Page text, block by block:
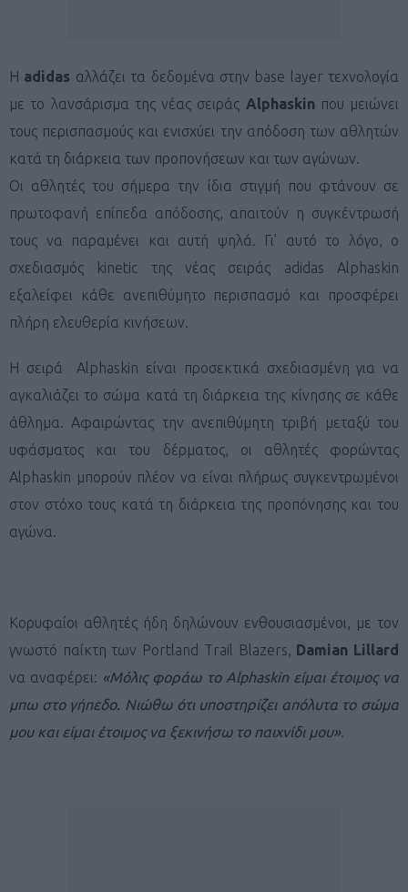
Η adidas αλλάζει τα δεδομένα στην base layer τεχνολογία
με το λανσάρισμα της νέας σειράς Alphaskinπου μειώνει
τους περισπασμούς και ενισχύει την απόδοση των αθλητών
κατά τη διάρκεια των προπονήσεων και των αγώνων.
Οι αθλητές του σήμερα την ίδια στιγμή που φτάνουν σε
πρωτοφανή επίπεδα απόδοσης, απαιτούν η συγκέντρωσή
τους να παραμένει και αυτή ψηλά. Γι’ αυτό το λόγο, ο
σχεδιασμός kinetic της νέας σειράς adidas Alphaskin
εξαλείφει κάθε ανεπιθύμητο περισπασμό και προσφέρει
πλήρη ελευθερία κινήσεων.
Η σειρά Alphaskin είναι προσεκτικά σχεδιασμένη για να
αγκαλιάζει το σώμα κατά τη διάρκεια της κίνησης σε κάθε
άθλημα. Αφαιρώντας την ανεπιθύμητη τριβή μεταξύ του
υφάσματος και του δέρματος, οι αθλητές φορώντας
Alphaskin μπορούν πλέον να είναι πλήρως συγκεντρωμένοι
στον στόχο τους κατά τη διάρκεια της προπόνησης και του
αγώνα.
Κορυφαίοι αθλητές ήδη δηλώνουν ενθουσιασμένοι, με τον
γνωστό παίκτη των Portland Trail Blazers, Damian Lillard
να αναφέρει: «Μόλις φοράω το Alphaskin είμαι έτοιμος να
μπω στο γήπεδο. Νιώθω ότι υποστηρίζει απόλυτα το σώμα
μου και είμαι έτοιμος να ξεκινήσω το παιχνίδι μου».